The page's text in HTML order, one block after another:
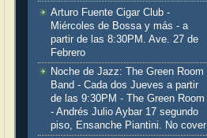
Arturo Fuente Cigar Club -
Miércoles de Bossa y más - a
partir de las 8:30PM. Ave. 27 de
Febrero
Noche de Jazz: The Green Room
Band - Cada dos Jueves a partir
de las 9:30PM - The Green Room
- Andrés Julio Aybar 17 segundo
piso, Ensanche Piantini. No cover